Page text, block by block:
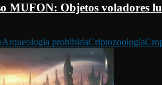
MUFON: Objetos voladores
Arqueología prohibidaCriptozoología